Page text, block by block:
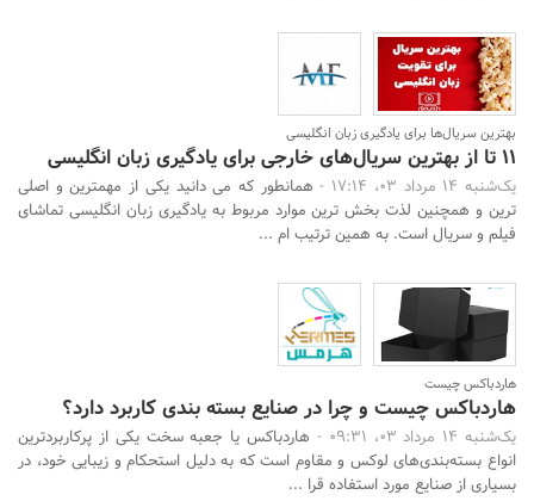
بهترین سریال‌ها برای یادگیری زبان انگلیسی
11 تا از بهترین سریال‌های خارجی برای یادگیری زبان انگلیسی
یک‌شنبه 14 مرداد 03، 17:14 -
همانطور که می دانید یکی از مهمترین و اصلی
ترین و همچنین لذت بخش ترین موارد مربوط به یادگیری زبان انگلیسی تماشای
فیلم و سریال است. به همین ترتیب ام ...
هاردباکس چیست
هاردباکس چیست و چرا در صنایع بسته بندی کاربرد دارد؟
یک‌شنبه 14 مرداد 03، 09:31 -
هاردباکس یا جعبه سخت یکی از پرکاربردترین
انواع بسته‌بندی‌های لوکس و مقاوم است که به دلیل استحکام و زیبایی خود، در
بسیاری از صنایع مورد استفاده قرا ...